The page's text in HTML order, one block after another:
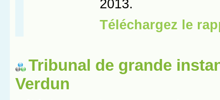
Tribunal de grande
Verdun